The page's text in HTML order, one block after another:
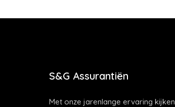
S&G Assurantiën
Met onze jarenlange ervaring kijken